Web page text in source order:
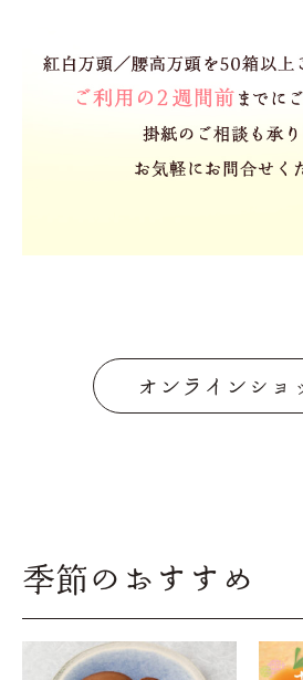
オンラインショ
季節のおすすめ